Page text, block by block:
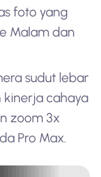
foto yang
Malam dan
sudut lebar
cahaya
zoom 3x
Pro Max.